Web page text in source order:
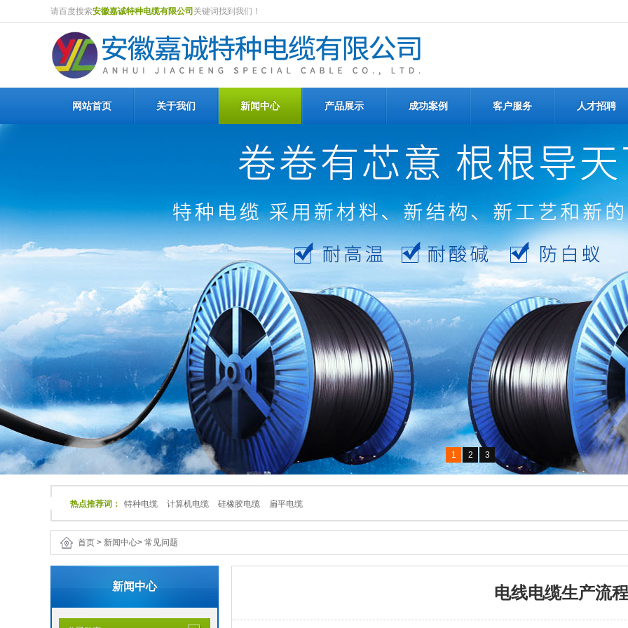
请百度搜索安徽嘉诚特种电缆有限公司 关键词找到我们！
网站首页 关于我们 新闻中心 产品展示 成功案例 客户服务 人才招聘
1 2 3
热点推荐词： 特种电缆 计算机电缆 硅橡胶电缆 扁平电缆
首页 > 新闻中心> 常见问题
新闻中心 电线电缆生产流程